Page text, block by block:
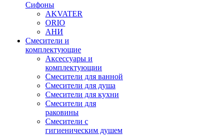
Сифоны
AKVATER
ORIO
АНИ
Смесители и
комплектующие
Аксессуары и
комплектующии
Смесители для ванной
Смесители для душа
Смесители для кухни
Смесители для
раковины
Смесители с
гигиеническим душем